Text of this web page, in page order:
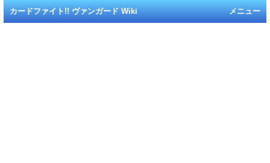
メニュー
カードファイト!! ヴァンガード Wiki